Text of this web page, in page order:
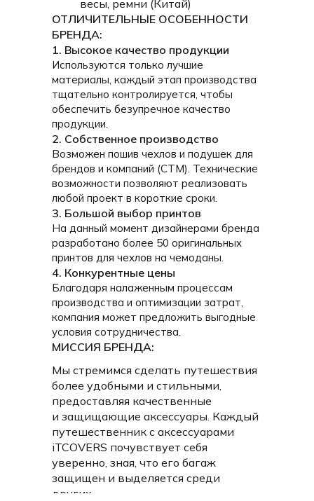
ПРИ РАЗРАБОТКЕ ЧЕХЛОВ БЫЛИ УЧТЕНЫ ВСЕ
ПОТРЕБНОСТИ ПУТЕШЕСТВЕННИКОВ:
весы, ремни (Китай)
ОТЛИЧИТЕЛЬНЫЕ ОСОБЕННОСТИ
БРЕНДА:
1. Высокое качество продукции
Используются только лучшие
материалы, каждый этап производства
тщательно контролируется, чтобы
обеспечить безупречное качество
продукции.
2. Собственное производство
Возможен пошив чехлов и подушек для
брендов и компаний (СТМ). Технические
возможности позволяют реализовать
любой проект в короткие сроки.
3. Большой выбор принтов
На данный момент дизайнерами бренда
разработано более 50 оригинальных
принтов для чехлов на чемоданы.
4. Конкурентные цены
Благодаря налаженным процессам
производства и оптимизации затрат,
компания может предложить выгодные
условия сотрудничества.
МИССИЯ БРЕНДА:
Мы стремимся сделать путешествия
более удобными и стильными,
предоставляя качественные
и защищающие аксессуары. Каждый
путешественник с аксессуарами
iTCOVERS почувствует себя
уверенно, зная, что его багаж
защищен и выделяется среди
других.